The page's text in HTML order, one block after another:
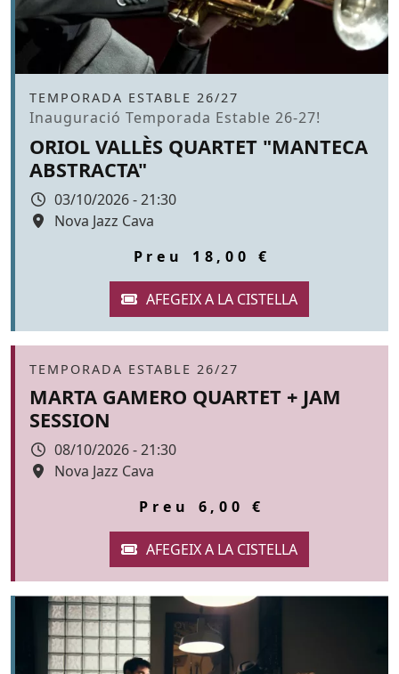
Àmbit
TEMPORADA ESTABLE 26/27
Promoció
Inauguració Temporada Estable 26-27!
ORIOL VALLÈS QUARTET "MANTECA
ABSTRACTA"
Data
03/10/2026 - 21:30
Espai
Nova Jazz Cava
Preu 18,00 €
Àmbit
TEMPORADA ESTABLE 26/27
MARTA GAMERO QUARTET + JAM
SESSION
Data
08/10/2026 - 21:30
Espai
Nova Jazz Cava
Preu 6,00 €